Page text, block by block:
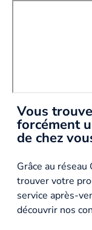
Vous
forcément
de chez
Grâce au
trouver votre
service après-
découvrir nos